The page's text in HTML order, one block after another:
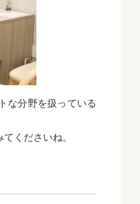
な分野を扱っている
くださいね。